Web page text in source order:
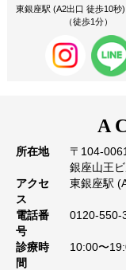
東銀座駅 (A2出口 徒歩10秒
（徒歩1分）
A
所在地
〒104-
銀座山王
アクセ
ス
東銀座駅
電話番
号
0120-550-
診療時
間
10:00〜